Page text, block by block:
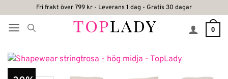
content
Fri frakt över 799 kr - Leverans 1 dag - Gratis 30 dagar
0